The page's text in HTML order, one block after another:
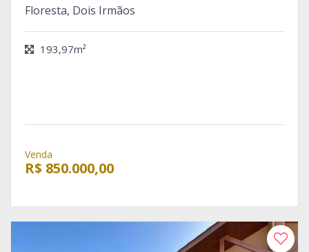
Floresta, Dois Irmãos
193,97m²
Venda
R$ 850.000,00